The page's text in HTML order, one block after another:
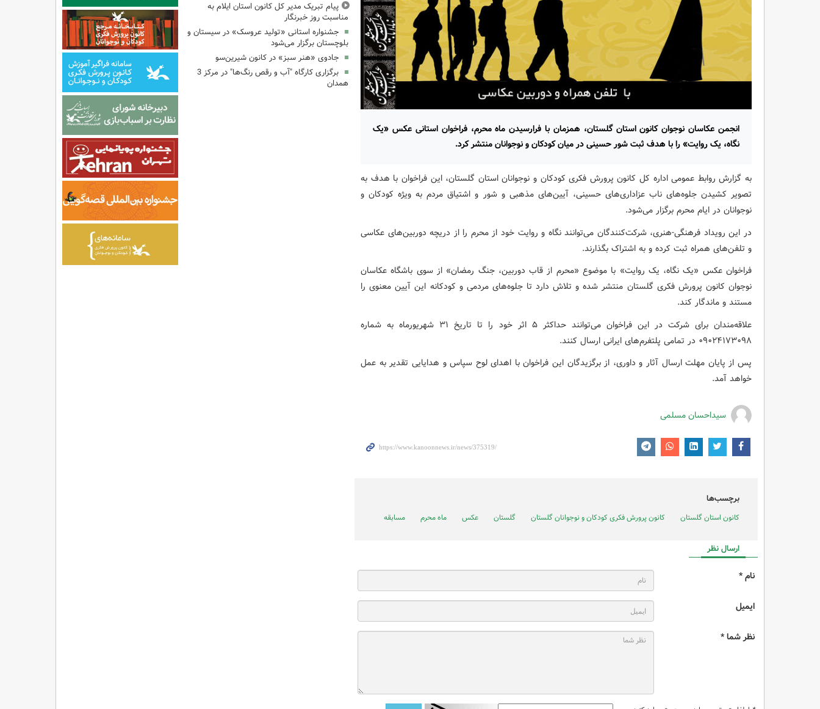
انجمن عکاسان نوجوان کانون استان گلستان، همزمان با فرارسیدن ماه محرم، فراخوان استانی عکس «یک
نگاه، یک روایت» را با هدف ثبت شور حسینی در میان کودکان و نوجوانان منتشر کرد.
به گزارش روابط عمومی اداره کل کانون پرورش فکری کودکان و نوجوانان استان گلستان، این فراخوان با هدف به
تصویر کشیدن جلوه‌های ناب عزاداری‌های حسینی، آیین‌های مذهبی و شور و اشتیاق مردم به ویژه کودکان و
نوجوانان در ایام محرم برگزار می‌شود.
در این رویداد فرهنگی-هنری، شرکت‌کنندگان می‌توانند نگاه و روایت خود از محرم را از دریچه دوربین‌های عکاسی
و تلفن‌های همراه ثبت کرده و به اشتراک بگذارند.
فراخوان عکس «یک نگاه، یک روایت» با موضوع «محرم از قاب دوربین، جنگ رمضان» از سوی باشگاه عکاسان
نوجوان کانون پرورش فکری گلستان منتشر شده و تلاش دارد تا جلوه‌های مردمی و کودکانه این آیین معنوی را
مستند و ماندگار کند.
علاقه‌مندان برای شرکت در این فراخوان می‌توانند حداکثر ۵ اثر خود را تا تاریخ ۳۱ شهریورماه به شماره
۰۹۰۲۴۱۷۳۰۹۸ در تمامی پلتفرم‌های ایرانی ارسال کنند.
پس از پایان مهلت ارسال آثار و داوری، از برگزیدگان این فراخوان با اهدای لوح سپاس و هدایایی تقدیر به عمل
خواهد آمد.
سیداحسان مسلمی
برچسب‌ها
کانون استان گلستان کانون پرورش فکری کودکان و نوجوانان گلستان گلستان عکس ماه محرم مسابقه
ارسال نظر
نام *
ایمیل
نظر شما *
پیام تبریک مدیر کل کانون استان ایلام به
مناسبت روز خبرنگار
جشنواره استانی «تولید عروسک» در سیستان و
بلوچستان برگزار می‌شود
جادوی «هنر سبز» در کانون شیرین‌سو
برگزاری کارگاه "آب و رقص رنگ‌ها" در مرکز 3
همدان